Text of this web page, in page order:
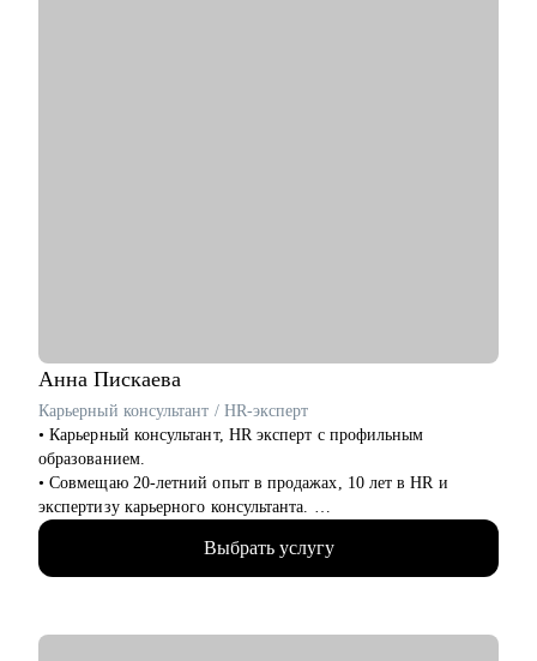
Анна Пискаева
Карьерный консультант / HR-эксперт
• Карьерный консультант, HR эксперт с профильным
образованием.
• Совмещаю 20-летний опыт в продажах, 10 лет в HR и
экспертизу карьерного консультанта.
• Провела 1000+ собеседований, работая в таких сферах, как
IT (Яндекс Крауд), медицине и продажах. Поэтому я
понимаю процесс найма изнутри: от просмотра резюме до
Выбрать услугу